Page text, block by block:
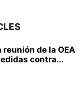
reunión de la OEA
contra...